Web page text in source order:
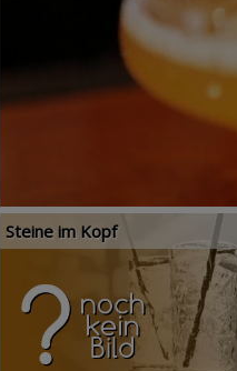
Steine im Kopf